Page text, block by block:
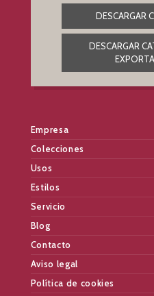
DESCARGAR
DESCARGAR
Empresa
Colecciones
Usos
Estilos
Servicio
Blog
Contacto
Aviso legal
Política de cookies